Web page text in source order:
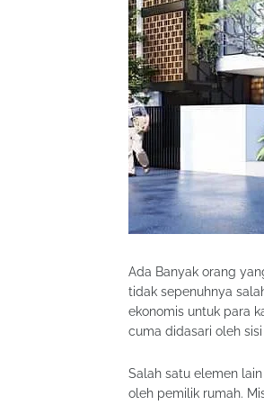
Ada Banyak orang
tidak sepenuhnya
ekonomis untuk para
cuma didasari oleh
Salah satu elemen
oleh pemilik rumah.